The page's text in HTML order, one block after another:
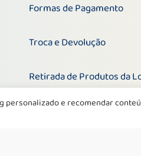
Formas de Pagamento
Troca e Devolução
Retirada de Produtos da
personalizado e recomendar